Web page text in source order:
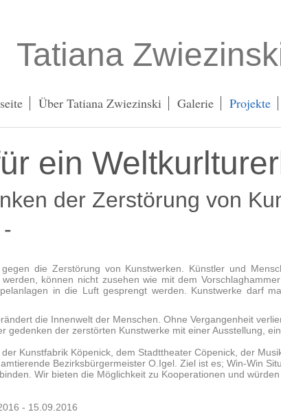
Tatiana
Über Tatiana Zwiezinski Galerie Projekte
ein
der Zerstörung von
die Zerstörung von Kunstwerken. Künstler und
können nicht zusehen wie mit dem
in die Luft gesprengt werden. Kunstwerke darf
die Innenwelt der Menschen. Ohne Vergangenheit
gedenken der zerstörten Kunstwerke mit einer Ausstellung,
Kunstfabrik Köpenick, dem Stadttheater Cöpenick, der
Bezirksbürgermeister O.Igel. Ziel ist es; Win-Win
Wir bieten die Möglichkeit zu Kooperationen und
- 15.09.2016